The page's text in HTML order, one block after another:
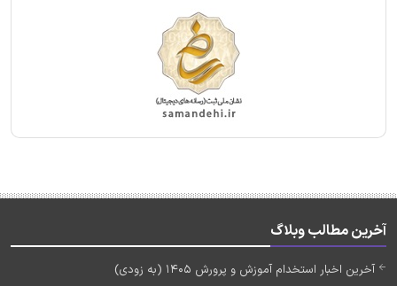
آخرین مطالب وبلاگ
آخرین اخبار استخدام آموزش و پرورش 1405 (به زودی)